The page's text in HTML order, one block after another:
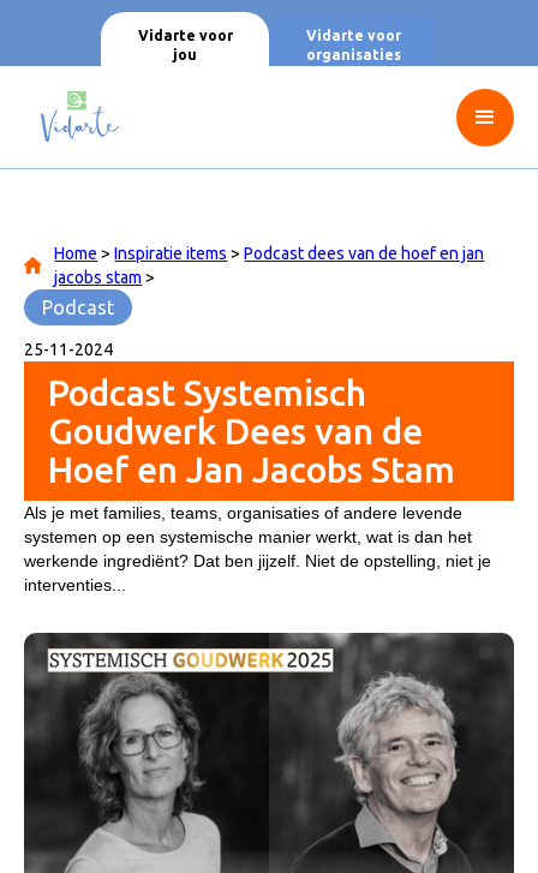
Vidarte voor
jou
Vidarte voor
organisaties
Home >Inspiratie items >Podcast dees van de hoef en jan
jacobs stam >
Podcast
25-11-2024
Podcast Systemisch
Goudwerk Dees van de
Hoef en Jan Jacobs Stam
Als je met families, teams, organisaties of andere levende
systemen op een systemische manier werkt, wat is dan het
werkende ingrediënt? Dat ben jijzelf. Niet de opstelling, niet je
interventies...